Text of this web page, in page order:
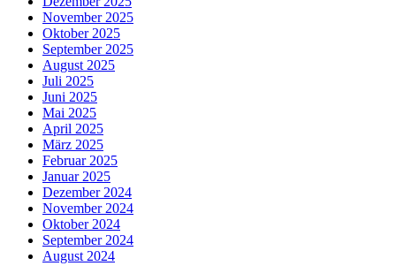
November 2025
Oktober 2025
September 2025
August 2025
Juli 2025
Juni 2025
Mai 2025
April 2025
März 2025
Februar 2025
Januar 2025
Dezember 2024
November 2024
Oktober 2024
September 2024
August 2024